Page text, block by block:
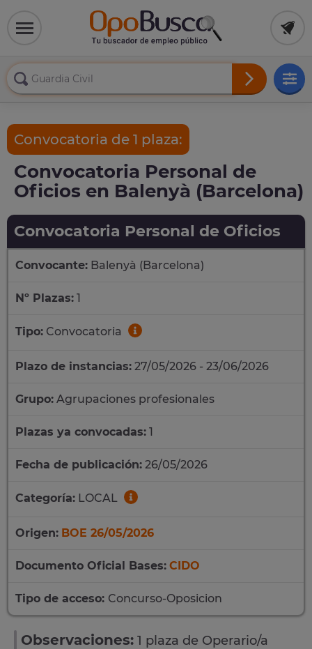
Convocatoria de 1 plaza:
Convocatoria Personal de
Oficios en Balenyà (Barcelona)
Convocatoria Personal de Oficios
Convocante: Balenyà (Barcelona)
Nº Plazas: 1
Tipo: Convocatoria
Plazo de instancias: 27/05/2026 - 23/06/2026
Grupo: Agrupaciones profesionales
Plazas ya convocadas: 1
Fecha de publicación: 26/05/2026
Categoría: LOCAL
Origen: BOE 26/05/2026
Documento Oficial Bases: CIDO
Tipo de acceso: Concurso-Oposicion
Observaciones: 1 plaza de Operario/a